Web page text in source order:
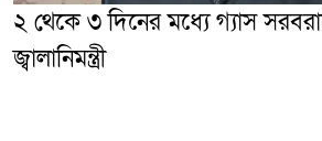
২ থেকে ৩ দিনের মধ্যে গ্যাস
জ্বালানিমন্ত্রী